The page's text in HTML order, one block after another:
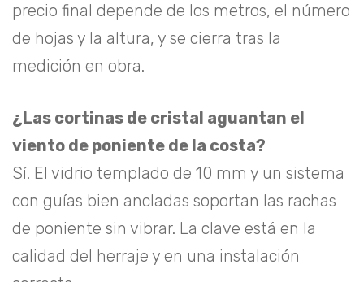
precio final depende de los metros, el número
de hojas y la altura, y se cierra tras la
medición en obra.
¿Las cortinas de cristal aguantan el
viento de poniente de la costa?
Sí. El vidrio templado de 10 mm y un sistema
con guías bien ancladas soportan las rachas
de poniente sin vibrar. La clave está en la
calidad del herraje y en una instalación